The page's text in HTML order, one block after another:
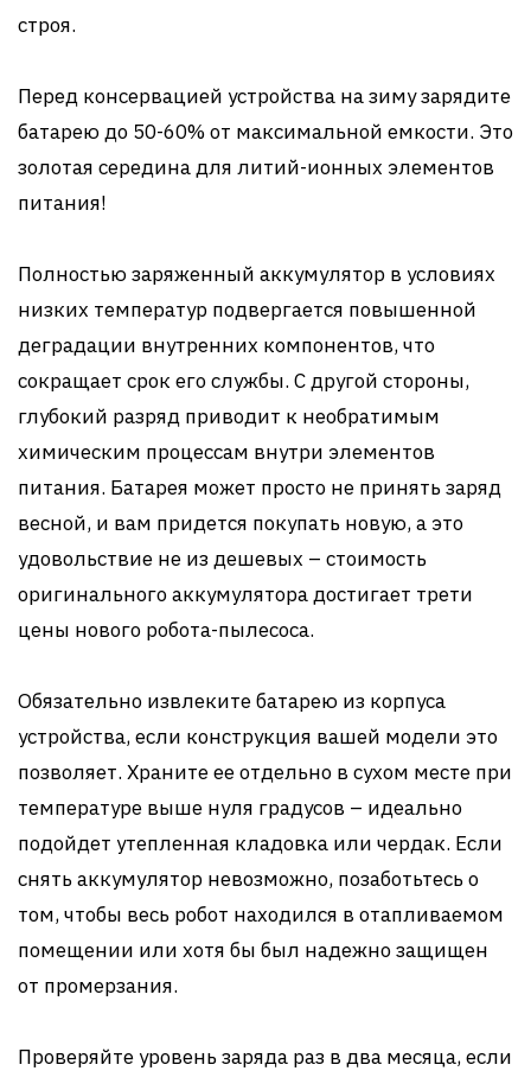
строя.
Перед консервацией устройства на зиму зарядите
батарею до 50-60% от максимальной емкости. Это
золотая середина для литий-ионных элементов
питания!
Полностью заряженный аккумулятор в условиях
низких температур подвергается повышенной
деградации внутренних компонентов, что
сокращает срок его службы. С другой стороны,
глубокий разряд приводит к необратимым
химическим процессам внутри элементов
питания. Батарея может просто не принять заряд
весной, и вам придется покупать новую, а это
удовольствие не из дешевых – стоимость
оригинального аккумулятора достигает трети
цены нового робота-пылесоса.
Обязательно извлеките батарею из корпуса
устройства, если конструкция вашей модели это
позволяет. Храните ее отдельно в сухом месте при
температуре выше нуля градусов – идеально
подойдет утепленная кладовка или чердак. Если
снять аккумулятор невозможно, позаботьтесь о
том, чтобы весь робот находился в отапливаемом
помещении или хотя бы был надежно защищен
от промерзания.
Проверяйте уровень заряда раз в два месяца, если